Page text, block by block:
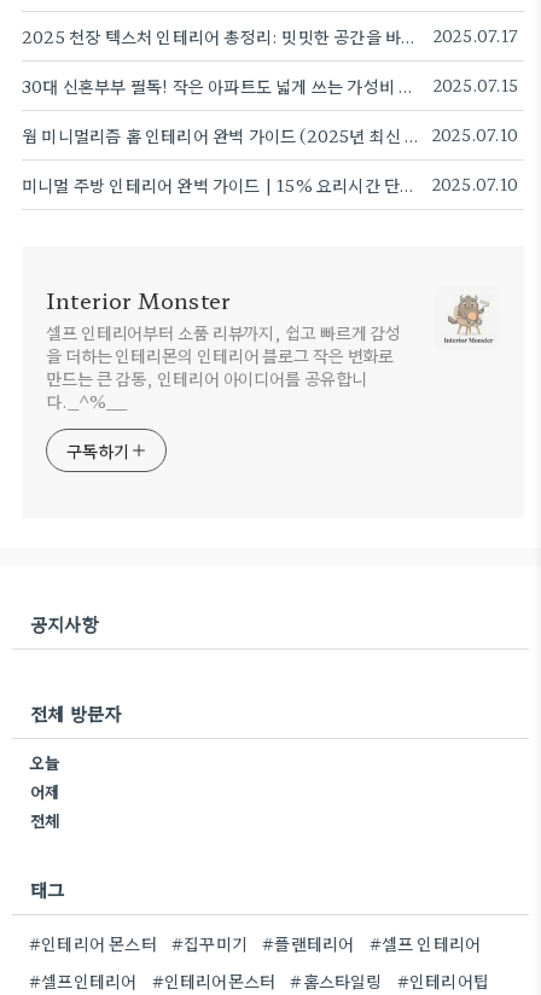
2025 천장 텍스처 인테리어 총정리: 밋밋한 공간을 바꾸는 현실 DIY 팁 2025.07.17
30대 신혼부부 필독! 작은 아파트도 넓게 쓰는 가성비 인테리어 꿀팁 7가지 2025.07.15
웜 미니멀리즘 홈 인테리어 완벽 가이드 (2025년 최신 트렌드) 2025.07.10
미니멀 주방 인테리어 완벽 가이드 | 15% 요리시간 단축 비법 공개 2025.07.10
Interior Monster
셀프 인테리어부터 소품 리뷰까지, 쉽고 빠르게 감성
을 더하는 인테리몬의 인테리어 블로그 작은 변화로
만드는 큰 감동, 인테리어 아이디어를 공유합니
다._^%__
구독하기
공지사항
전체 방문자
오늘
어제
전체
태그
#인테리어 몬스터 #집꾸미기 #플랜테리어
#셀프 인테리어
#셀프인테리어
#인테리어몬스터 #홈스타일링 #인테리어팁